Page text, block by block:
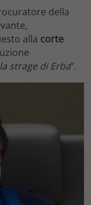
della
alla corte
strage di Erba“.